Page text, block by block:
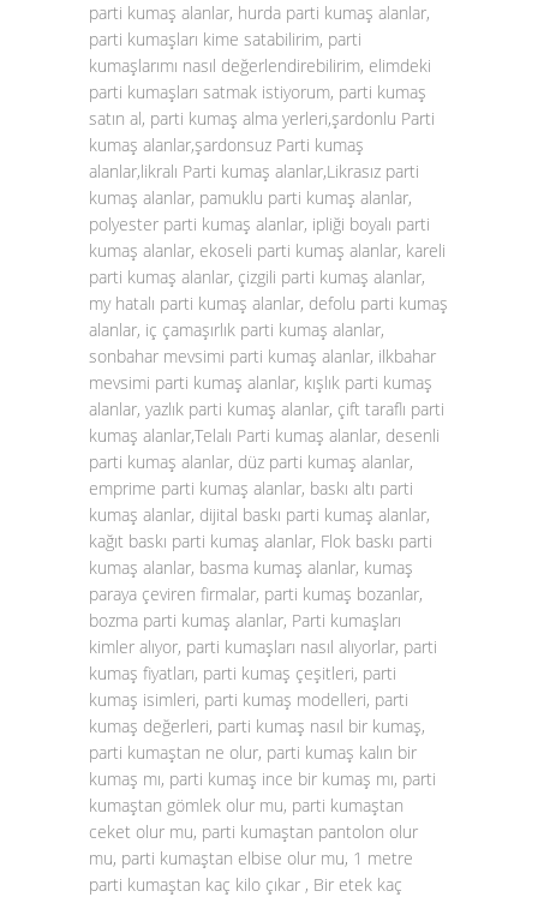
parti kumaş alanlar, hurda parti kumaş alanlar,
parti kumaşları kime satabilirim, parti
kumaşlarımı nasıl değerlendirebilirim, elimdeki
parti kumaşları satmak istiyorum, parti kumaş
satın al, parti kumaş alma yerleri,şardonlu Parti
kumaş alanlar,şardonsuz Parti kumaş
alanlar,likralı Parti kumaş alanlar,Likrasız parti
kumaş alanlar, pamuklu parti kumaş alanlar,
polyester parti kumaş alanlar, ipliği boyalı parti
kumaş alanlar, ekoseli parti kumaş alanlar, kareli
parti kumaş alanlar, çizgili parti kumaş alanlar,
my hatalı parti kumaş alanlar, defolu parti kumaş
alanlar, iç çamaşırlık parti kumaş alanlar,
sonbahar mevsimi parti kumaş alanlar, ilkbahar
mevsimi parti kumaş alanlar, kışlık parti kumaş
alanlar, yazlık parti kumaş alanlar, çift taraflı parti
kumaş alanlar,Telalı Parti kumaş alanlar, desenli
parti kumaş alanlar, düz parti kumaş alanlar,
emprime parti kumaş alanlar, baskı altı parti
kumaş alanlar, dijital baskı parti kumaş alanlar,
kağıt baskı parti kumaş alanlar, Flok baskı parti
kumaş alanlar, basma kumaş alanlar, kumaş
paraya çeviren firmalar, parti kumaş bozanlar,
bozma parti kumaş alanlar, Parti kumaşları
kimler alıyor, parti kumaşları nasıl alıyorlar, parti
kumaş fiyatları, parti kumaş çeşitleri, parti
kumaş isimleri, parti kumaş modelleri, parti
kumaş değerleri, parti kumaş nasıl bir kumaş,
parti kumaştan ne olur, parti kumaş kalın bir
kumaş mı, parti kumaş ince bir kumaş mı, parti
kumaştan gömlek olur mu, parti kumaştan
ceket olur mu, parti kumaştan pantolon olur
mu, parti kumaştan elbise olur mu, 1 metre
parti kumaştan kaç kilo çıkar , Bir etek kaç